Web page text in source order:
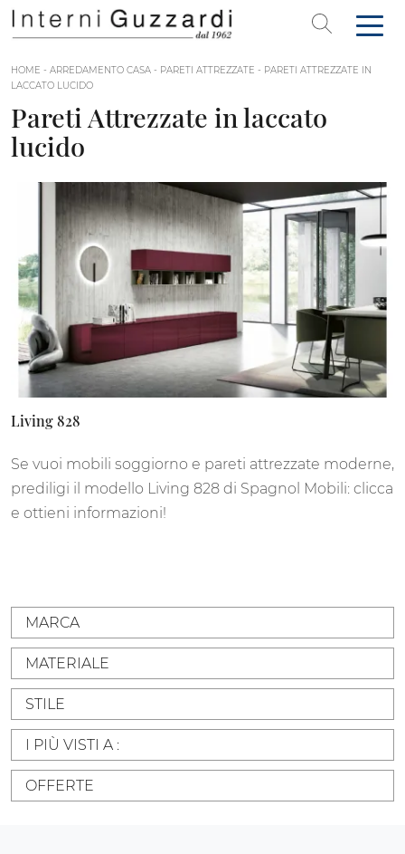
HOME - ARREDAMENTO CASA - PARETI ATTREZZATE - PARETI ATTREZZATE IN
LACCATO LUCIDO
Pareti Attrezzate in laccato
lucido
Living 828
Se vuoi mobili soggiorno e pareti attrezzate moderne,
prediligi il modello Living 828 di Spagnol Mobili: clicca
e ottieni informazioni!
MARCA
MATERIALE
STILE
I PIÙ VISTI A :
OFFERTE